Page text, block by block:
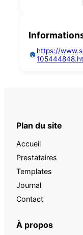
https://
Plan du site
Accueil
Prestataires
Templates
Journal
Contact
À propos